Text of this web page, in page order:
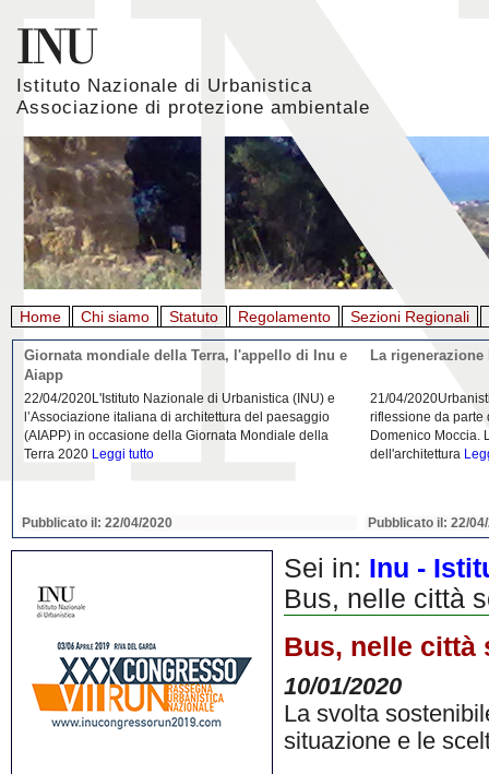
Istituto Nazionale di Urbanistica
Associazione di protezione ambientale
Home Chi siamo Statuto Regolamento Sezioni Regionali
Giornata mondiale della Terra, l'appello di Inu e
Aiapp
22/04/2020L'Istituto Nazionale di Urbanistica (INU) e
l’Associazione italiana di architettura del paesaggio
(AIAPP) in occasione della Giornata Mondiale della
Terra 2020 Leggi tutto
Pubblicato il: 22/04/2020
La
21/04/
riflessione da parte
Domenico Moccia.
dell'architettura
Pubblicato il: 22/
Sei in: Inu -
Bus, nelle città
Bus, nelle città
10/01/2020
La svolta
situazione e le